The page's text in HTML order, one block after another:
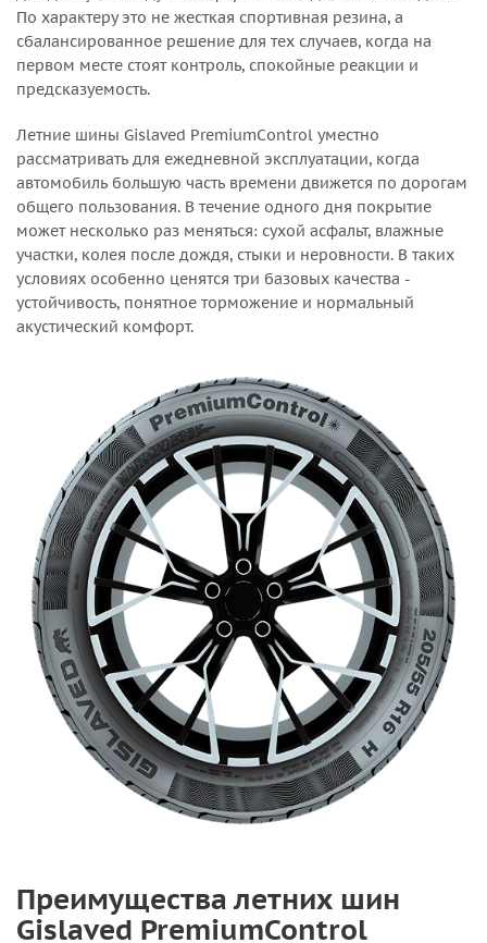
По характеру это не жесткая спортивная резина, а
сбалансированное решение для тех случаев, когда на
первом месте стоят контроль, спокойные реакции и
предсказуемость.
Летние шины Gislaved PremiumControl уместно
рассматривать для ежедневной эксплуатации, когда
автомобиль большую часть времени движется по дорогам
общего пользования. В течение одного дня покрытие
может несколько раз меняться: сухой асфальт, влажные
участки, колея после дождя, стыки и неровности. В таких
условиях особенно ценятся три базовых качества -
устойчивость, понятное торможение и нормальный
акустический комфорт.
Преимущества летних шин
Gislaved PremiumControl